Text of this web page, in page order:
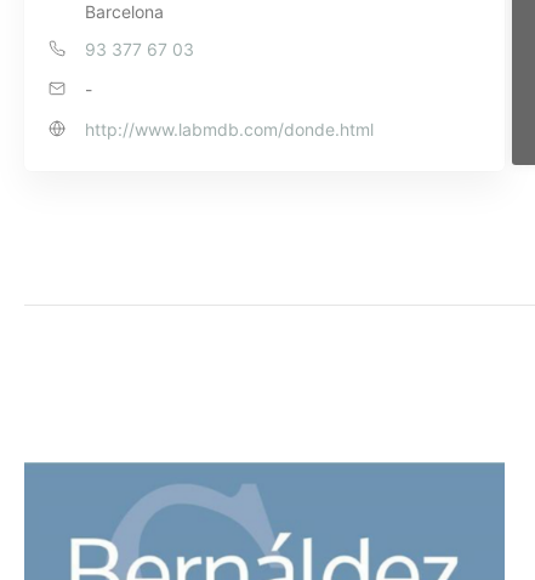
Barcelona
93 377 67 03
-
http://www.labmdb.com/donde.html